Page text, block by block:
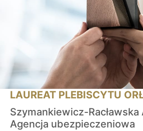
LAUREAT PLEBISCYTU
Szymankiewicz-Racławska
Agencja ubezpieczeniowa